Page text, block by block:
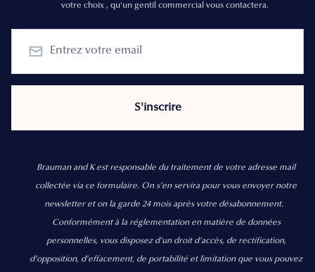
votre choix , qu'un gentil commercial vous contactera.
Brauman and K est responsable du traitement de votre adresse mail
collectée via ce formulaire. On s’en servira pour vous envoyer notre
newsletter et on la garde 24 mois après votre désabonnement.
Conformément à la réglementation en matière de données
personnelles, vous disposez d'un droit d'accès, de rectification,
d’opposition, d’effacement, de portabilité et limitation que vous pouvez